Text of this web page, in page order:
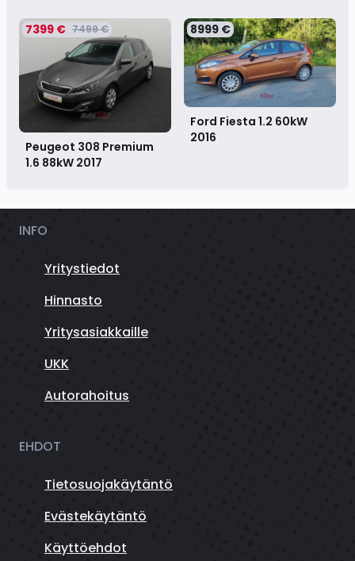
7399 € 7499 €
Peugeot 308 Premium
1.6 88kW 2017
8999 €
Ford Fiesta 1.2 60kW
2016
INFO
Yritystiedot
Hinnasto
Yritysasiakkaille
UKK
Autorahoitus
EHDOT
Tietosuojakäytäntö
Evästekäytäntö
Käyttöehdot